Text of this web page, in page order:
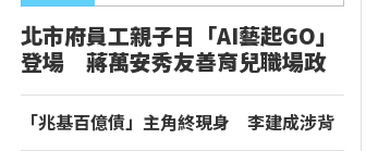
北市府員工親子日「AI藝起GO」
登場 蔣萬安秀友善育兒職場政
策
「兆基百億債」主角終現身 李建成涉背